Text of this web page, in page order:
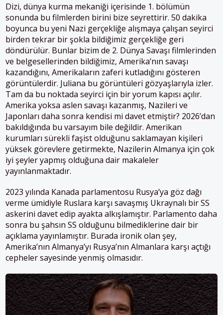
Dizi, dünya kurma mekaniği içerisinde 1. bölümün
sonunda bu filmlerden birini bize seyrettirir. 50 dakika
boyunca bu yeni Nazi gerçekliğe alışmaya çalışan seyirci
birden tekrar bir şokla bildiğimiz gerçekliğe geri
döndürülür. Bunlar bizim de 2. Dünya Savaşı filmlerinden
ve belgesellerinden bildiğimiz, Amerika’nın savaşı
kazandığını, Amerikaların zaferi kutladığını gösteren
görüntülerdir. Juliana bu görüntüleri gözyaşlarıyla izler.
Tam da bu noktada seyirci için bir yorum kapısı açılır.
Amerika yoksa aslen savaşı kazanmış, Nazileri ve
Japonları daha sonra kendisi mi davet etmiştir? 2026’dan
bakıldığında bu varsayım bile değildir. Amerikan
kurumları sürekli faşist olduğunu saklamayan kişileri
yüksek görevlere getirmekte, Nazilerin Almanya için çok
iyi şeyler yapmış olduğuna dair makaleler
yayınlanmaktadır.
2023 yılında Kanada parlamentosu Rusya’ya göz dağı
verme ümidiyle Ruslara karşı savaşmış Ukraynalı bir SS
askerini davet edip ayakta alkışlamıştır. Parlamento daha
sonra bu şahsın SS olduğunu bilmediklerine dair bir
açıklama yayınlamıştır. Burada ironik olan şey,
Amerika’nın Almanya’yı Rusya’nın Almanlara karşı açtığı
cepheler sayesinde yenmiş olmasıdır.